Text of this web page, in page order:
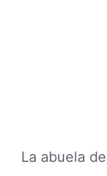
La abuela de